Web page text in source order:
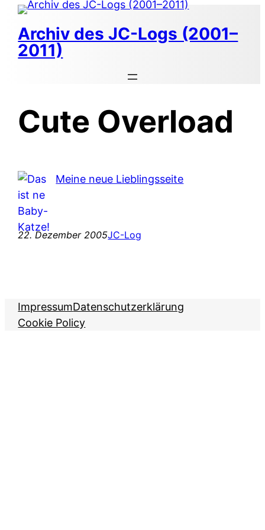
Zum
Inhalt
springen
Archiv des JC-Logs (2001–
2011)
Cute Overload
Meine neue Lieblingsseite
22. Dezember 2005JC-Log
ImpressumDatenschutzerklärung
Cookie Policy